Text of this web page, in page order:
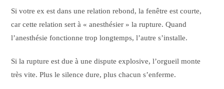
Si votre ex est dans une relation rebond, la fenêtre est courte,
car cette relation sert à « anesthésier » la rupture. Quand
l’anesthésie fonctionne trop longtemps, l’autre s’installe.
Si la rupture est due à une dispute explosive, l’orgueil monte
très vite. Plus le silence dure, plus chacun s’enferme.